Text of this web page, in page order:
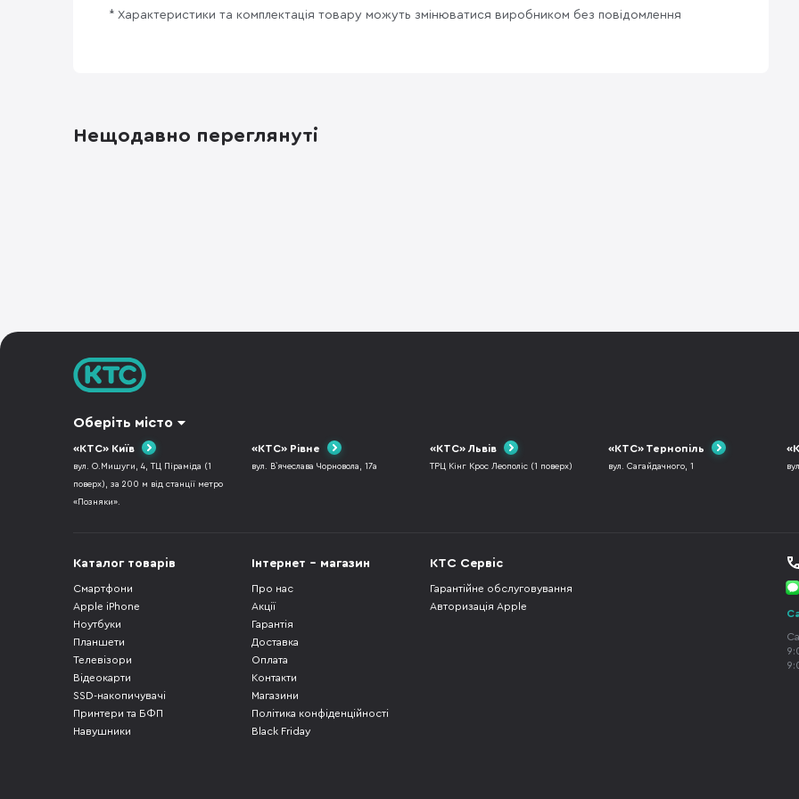
* Характеристики та комплектація товару можуть змінюватися виробником без повідомлення
Нещодавно переглянуті
Оберіть місто
«КТС» Київ
вул. О.Мишуги, 4, ТЦ Піраміда (1
поверх), за 200 м від станції метро
«Позняки».
«КТС» Рівне
вул. В`ячеслава Чорновола, 17а
«КТС» Львів
ТРЦ Кінг Крос Леополіс (1 поверх)
«КТС» Тернопіль
вул. Сагайдачного, 1
Каталог товарів
Смартфони
Apple iPhone
Ноутбуки
Планшети
Телевізори
Відеокарти
SSD-накопичувачі
Принтери та БФП
Навушники
Інтернет - магазин
Про нас
Акції
Гарантія
Доставка
Оплата
Контакти
Магазини
Політика конфіденційності
Black Friday
КТС Сервіс
Гарантійне обслуговування
Авторизація Apple